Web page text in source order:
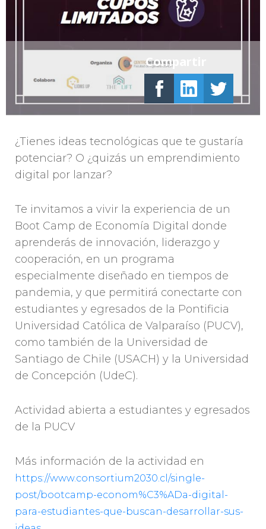
¿Tienes ideas tecnológicas que te gustaría
potenciar? O ¿quizás un emprendimiento
digital por lanzar?
Te invitamos a vivir la experiencia de un
Boot Camp de Economía Digital donde
aprenderás de innovación, liderazgo y
cooperación, en un programa
especialmente diseñado en tiempos de
pandemia, y que permitirá conectarte con
estudiantes y egresados de la Pontificia
Universidad Católica de Valparaíso (PUCV),
como también de la Universidad de
Santiago de Chile (USACH) y la Universidad
de Concepción (UdeC).
Actividad abierta a estudiantes y egresados
de la PUCV
Más información de la actividad en
https://www.consortium2030.cl/single-
post/bootcamp-econom%C3%ADa-digital-
para-estudiantes-que-buscan-desarrollar-sus-
Compartir